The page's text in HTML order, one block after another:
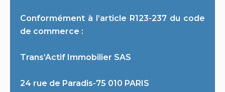
Conformément à l’article R123-237 du code
de commerce :
Trans’Actif Immobilier SAS
24 rue de Paradis-75 010 PARIS